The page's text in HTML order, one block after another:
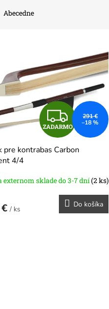
Abecedne
Z
A
D
A
R
M
ZADARMO
291 €
–18 %
pre kontrabas Carbon
4/4
externom sklade do 3-7 dní(2 ks)
/ ks
Do košíka